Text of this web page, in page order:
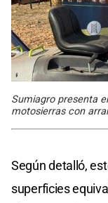
Sumiagro presenta
motosierras con
Según detalló,
superficies